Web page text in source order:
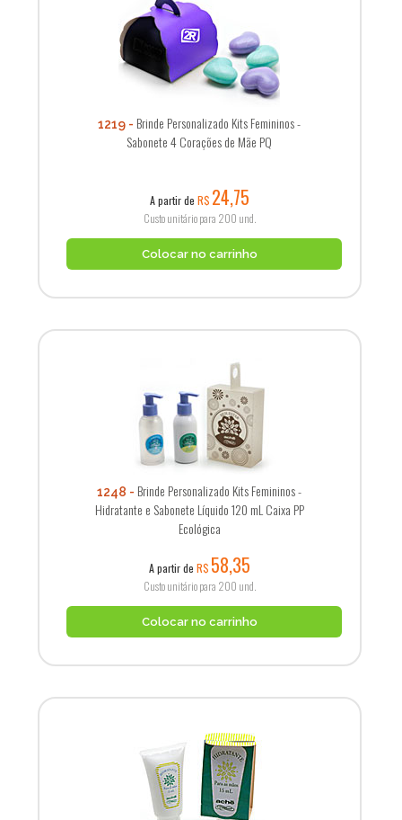
1219
Brinde Personalizado Kits Femininos -
Sabonete 4 Corações de Mãe PQ
A partir de R$ 24,75
Custo unitário para 200 und.
Colocar no carrinho
1248
Brinde Personalizado Kits Femininos -
Hidratante e Sabonete Líquido 120 mL Caixa PP
Ecológica
A partir de R$ 58,35
Custo unitário para 200 und.
Colocar no carrinho